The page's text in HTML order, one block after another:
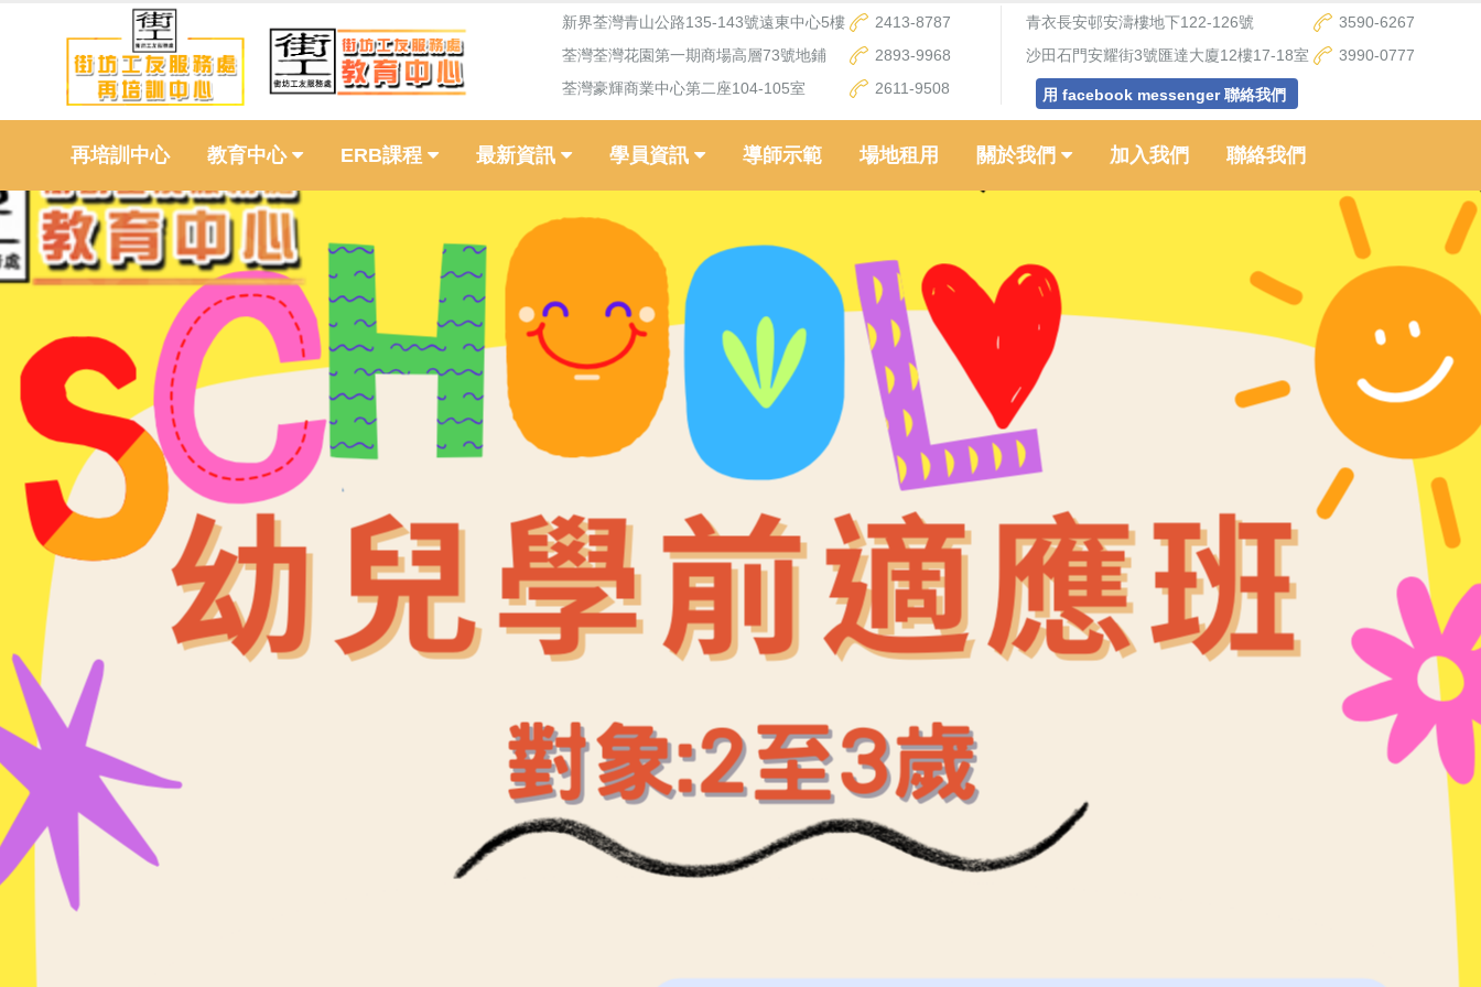
新界荃灣青山公路135-143號遠東中心5樓
2413-8787
荃灣荃灣花園第一期商場高層73號地鋪
2893-9968
荃灣豪輝商業中心第二座104-105室
2611-9508
青衣長安邨安濤樓地下122-126號
3590-6267
沙田石門安耀街3號匯達大廈12樓17-18室
3990-0777
用 facebook messenger 聯絡我們
再培訓中心 教育中心 ERB課程 最新資訊 學員資訊 導師示範 場地租用 關於我們 加入我們 聯絡我們